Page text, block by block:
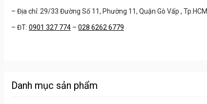
– Địa chỉ: 29/33 Đường Số 11, Phường 11, Quận Gò Vấp , Tp.HCM
– ĐT: 0901 327 774 – 028 6262 6779
Danh mục sản phẩm